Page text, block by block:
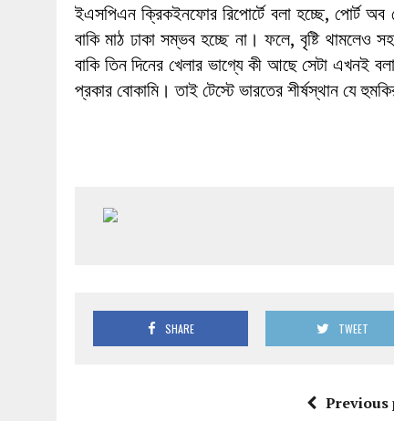
ইএসপিএন ক্রিকইনফোর রিপোর্টে বলা হচ্ছে, পোর্ট অব
বাকি মাঠ ঢাকা সম্ভব হচ্ছে না। ফলে, বৃষ্টি থামলেও
বাকি তিন দিনের খেলার ভাগ্যে কী আছে সেটা
প্রকার বোকামি। তাই টেস্টে ভারতের শীর্ষস্থান যে
SHARE TWEET
Previous